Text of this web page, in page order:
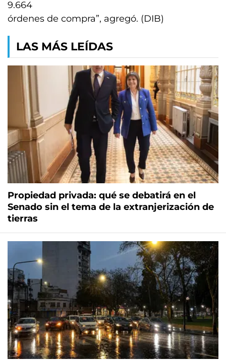
9.664
órdenes de compra”, agregó. (DIB)
LAS MÁS LEÍDAS
Propiedad privada: qué se debatirá en el
Senado sin el tema de la extranjerización de
tierras